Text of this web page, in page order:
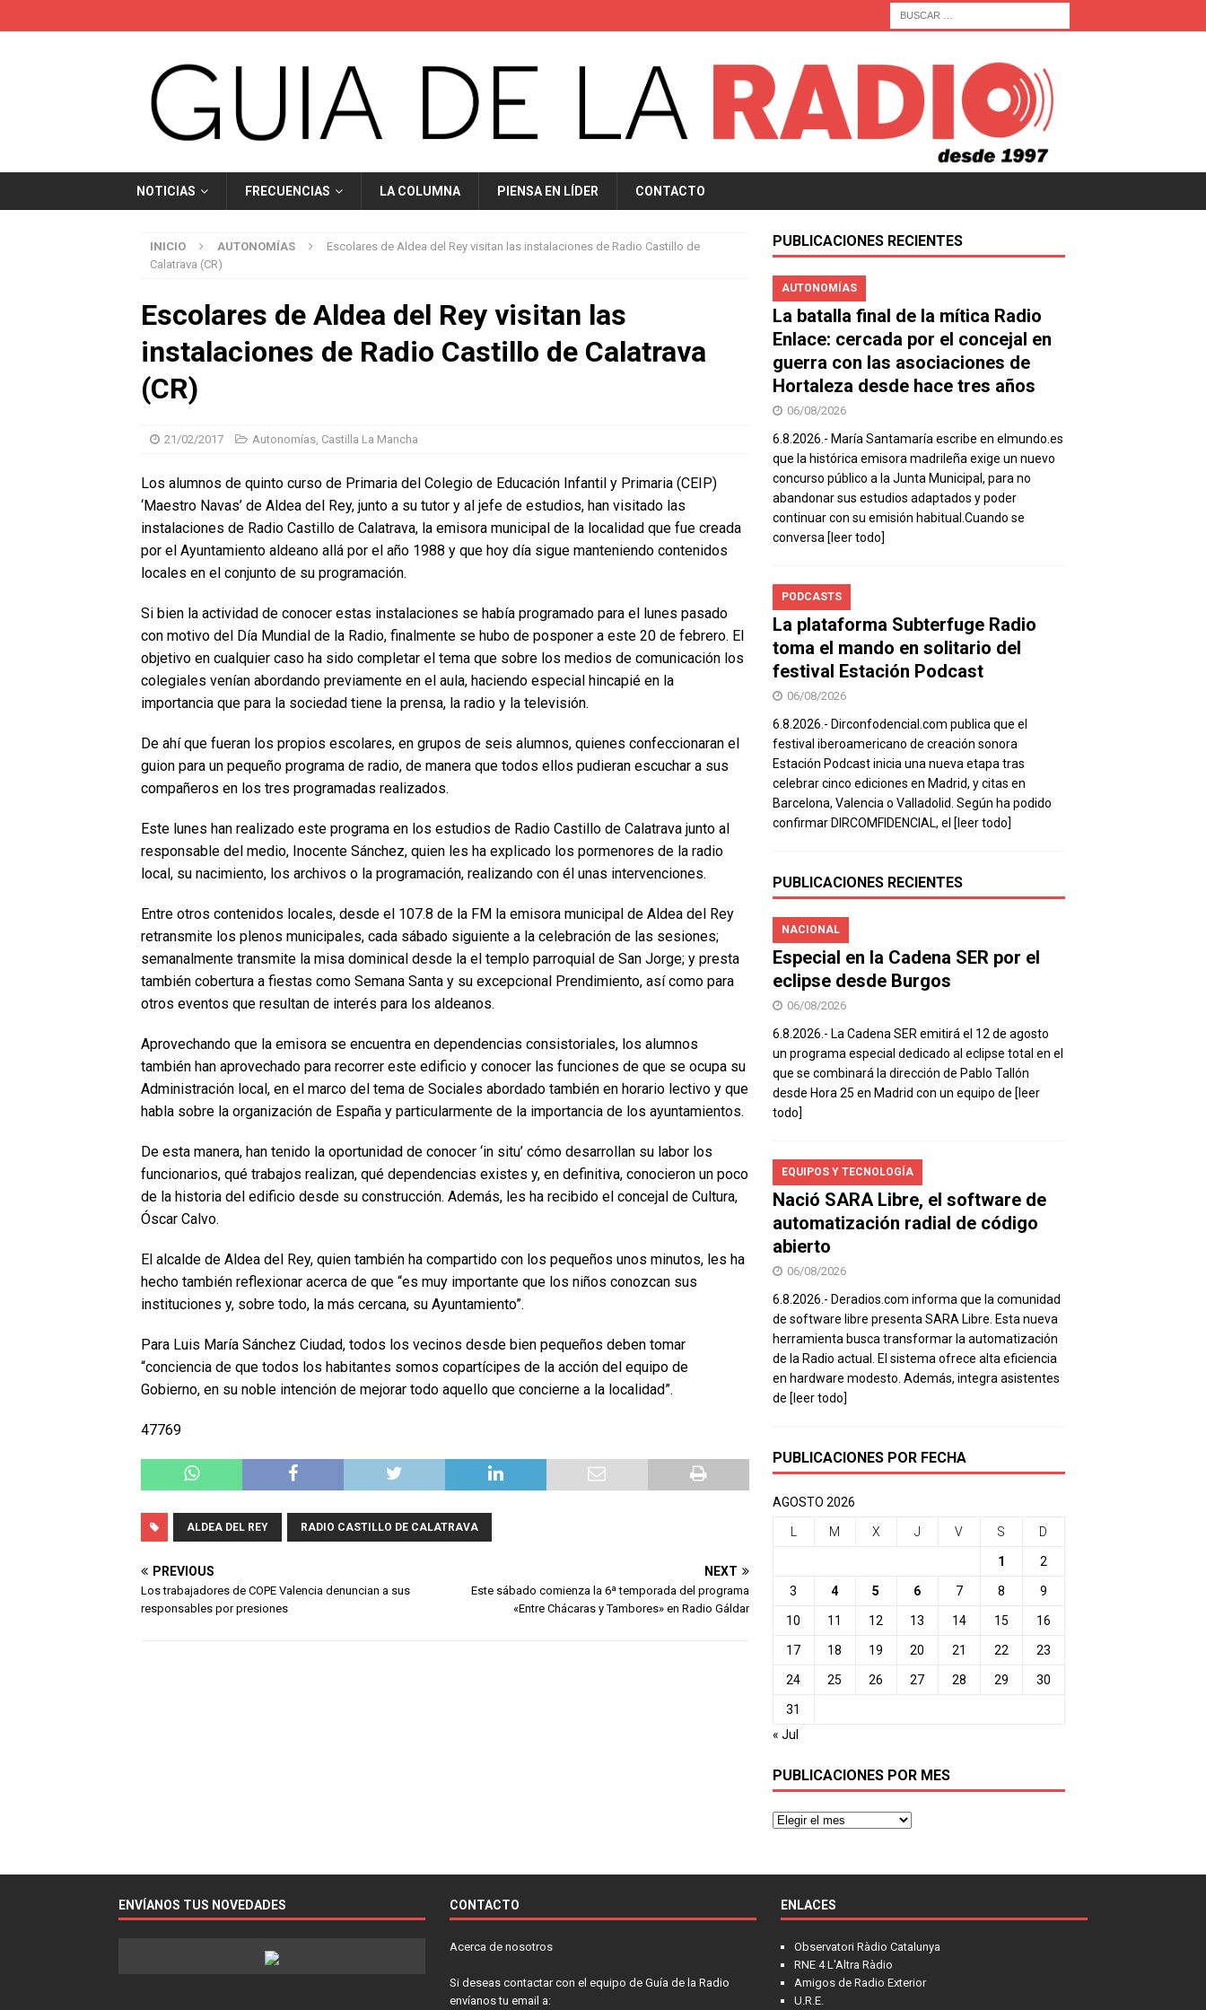
NOTICIAS FRECUENCIAS LA COLUMNA PIENSA EN LÍDER CONTACTO
INICIO AUTONOMÍAS
Escolares de Aldea del Rey visitan las instalaciones de Radio Castillo de
Calatrava (CR)
Escolares de Aldea del Rey visitan las
instalaciones de Radio Castillo de Calatrava
(CR)
21/02/2017 Autonomías Castilla La Mancha
Los alumnos de quinto curso de Primaria del Colegio de Educación Infantil y Primaria (CEIP)
‘Maestro Navas’ de Aldea del Rey, junto a su tutor y al jefe de estudios, han visitado las
instalaciones de Radio Castillo de Calatrava, la emisora municipal de la localidad que fue creada
por el Ayuntamiento aldeano allá por el año 1988 y que hoy día sigue manteniendo contenidos
locales en el conjunto de su programación.
Si bien la actividad de conocer estas instalaciones se había programado para el lunes pasado
con motivo del Día Mundial de la Radio, finalmente se hubo de posponer a este 20 de febrero. El
objetivo en cualquier caso ha sido completar el tema que sobre los medios de comunicación los
colegiales venían abordando previamente en el aula, haciendo especial hincapié en la
importancia que para la sociedad tiene la prensa, la radio y la televisión.
De ahí que fueran los propios escolares, en grupos de seis alumnos, quienes confeccionaran el
guion para un pequeño programa de radio, de manera que todos ellos pudieran escuchar a sus
compañeros en los tres programadas realizados.
Este lunes han realizado este programa en los estudios de Radio Castillo de Calatrava junto al
responsable del medio, Inocente Sánchez, quien les ha explicado los pormenores de la radio
local, su nacimiento, los archivos o la programación, realizando con él unas intervenciones.
Entre otros contenidos locales, desde el 107.8 de la FM la emisora municipal de Aldea del Rey
retransmite los plenos municipales, cada sábado siguiente a la celebración de las sesiones;
semanalmente transmite la misa dominical desde la el templo parroquial de San Jorge; y presta
también cobertura a fiestas como Semana Santa y su excepcional Prendimiento, así como para
otros eventos que resultan de interés para los aldeanos.
Aprovechando que la emisora se encuentra en dependencias consistoriales, los alumnos
también han aprovechado para recorrer este edificio y conocer las funciones de que se ocupa su
Administración local, en el marco del tema de Sociales abordado también en horario lectivo y que
habla sobre la organización de España y particularmente de la importancia de los ayuntamientos.
De esta manera, han tenido la oportunidad de conocer ‘in situ’ cómo desarrollan su labor los
funcionarios, qué trabajos realizan, qué dependencias existes y, en definitiva, conocieron un poco
de la historia del edificio desde su construcción. Además, les ha recibido el concejal de Cultura,
Óscar Calvo.
El alcalde de Aldea del Rey, quien también ha compartido con los pequeños unos minutos, les ha
hecho también reflexionar acerca de que “es muy importante que los niños conozcan sus
instituciones y, sobre todo, la más cercana, su Ayuntamiento”.
Para Luis María Sánchez Ciudad, todos los vecinos desde bien pequeños deben tomar
“conciencia de que todos los habitantes somos copartícipes de la acción del equipo de
Gobierno, en su noble intención de mejorar todo aquello que concierne a la localidad”.
47769
ALDEA DEL REY RADIO CASTILLO DE CALATRAVA
PREVIOUS
Los trabajadores de COPE Valencia denuncian a sus
responsables por presiones
NEXT
Este sábado comienza la 6ª temporada del programa
«Entre Chácaras y Tambores» en Radio Gáldar
PUBLICACIONES RECIENTES
AUTONOMÍAS
La batalla final de la mítica Radio
Enlace: cercada por el concejal en
guerra con las asociaciones de
Hortaleza desde hace tres años
06/08/2026
6.8.2026.- María Santamaría escribe en elmundo.es
que la histórica emisora madrileña exige un nuevo
concurso público a la Junta Municipal, para no
abandonar sus estudios adaptados y poder
continuar con su emisión habitual.Cuando se
conversa [leer todo]
PODCASTS
La plataforma Subterfuge Radio
toma el mando en solitario del
festival Estación Podcast
06/08/2026
6.8.2026.- Dirconfodencial.com publica que el
festival iberoamericano de creación sonora
Estación Podcast inicia una nueva etapa tras
celebrar cinco ediciones en Madrid, y citas en
Barcelona, Valencia o Valladolid. Según ha podido
confirmar DIRCOMFIDENCIAL, el [leer todo]
PUBLICACIONES RECIENTES
NACIONAL
Especial en la Cadena SER por el
eclipse desde Burgos
06/08/2026
6.8.2026.- La Cadena SER emitirá el 12 de agosto
un programa especial dedicado al eclipse total en el
que se combinará la dirección de Pablo Tallón
desde Hora 25 en Madrid con un equipo de [leer
todo]
EQUIPOS Y TECNOLOGÍA
Nació SARA Libre, el software de
automatización radial de código
abierto
06/08/2026
6.8.2026.- Deradios.com informa que la comunidad
de software libre presenta SARA Libre. Esta nueva
herramienta busca transformar la automatización
de la Radio actual. El sistema ofrece alta eficiencia
en hardware modesto. Además, integra asistentes
de [leer todo]
PUBLICACIONES POR FECHA
AGOSTO 2026
L M X J V S D
1 2
3 4 5 6 7 8 9
10 11 12 13 14 15 16
17 18 19 20 21 22 23
24 25 26 27 28 29 30
31
« Jul
PUBLICACIONES POR MES
ENVÍANOS TUS NOVEDADES CONTACTO
Acerca de nosotros
Si deseas contactar con el equipo de Guía de la Radio
envíanos tu email a:
ENLACES
Observatori Ràdio Catalunya
RNE 4 L'Altra Ràdio
Amigos de Radio Exterior
U.R.E.